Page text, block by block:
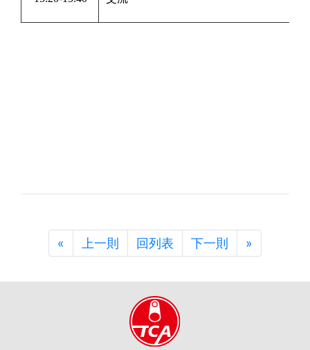
« Previous
上一則 回列表 下一則 »